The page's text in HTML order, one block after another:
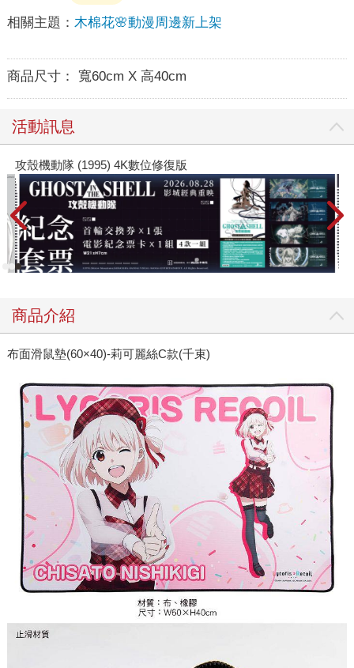
相關主題： 木棉花🌸動漫周邊新上架
商品尺寸： 寬60cm X 高40cm
活動訊息
攻殼機動隊 (1995) 4K數位修復版
商品介紹
布面滑鼠墊(60×40)-莉可麗絲C款(千束)